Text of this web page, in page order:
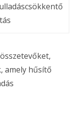
amely hűsítő